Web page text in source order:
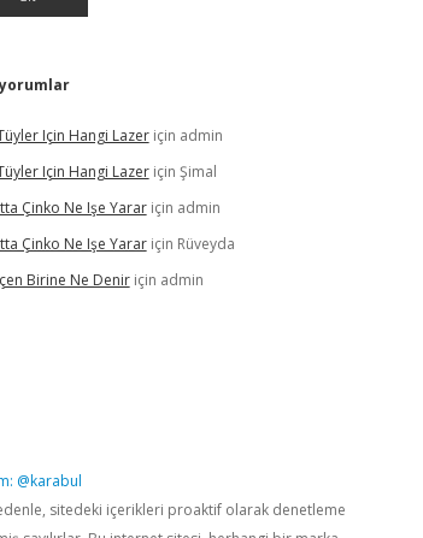
Için Hangi Lazeriçin admin
Için Hangi Lazeriçin Şimal
Çinko Ne Işe Yarariçin admin
Çinko Ne Işe Yarariçin Rüveyda
Birine Ne Deniriçin admin
@karabul
sitedeki içerikleri proaktif olarak denetleme